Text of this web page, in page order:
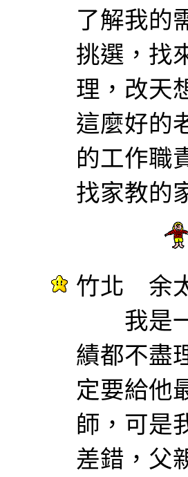
了解我的
挑選，找
理，改天
這麼好的
的工作職
找家教的
竹北 余
我是一
績都不盡
定要給他
師，可是
差錯，父